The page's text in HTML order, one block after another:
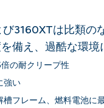
3160XTは比類の
備え、過酷な環境
の耐クリープ性
強い
槽フレーム、燃料電池に